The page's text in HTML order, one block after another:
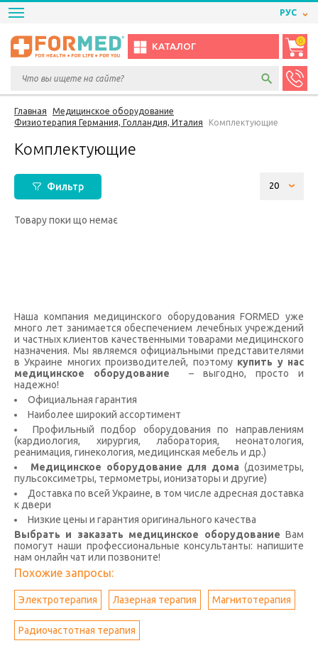
РУС
КАТАЛОГ
0
Главная
Медицинское оборудование
Физиотерапия Германия, Голландия, Италия
Комплектующие
Комплектующие
Фильтр
Товару поки що немає
Наша компания медицинского оборудования FORMED уже
много лет занимается обеспечением лечебных учреждений
и частных клиентов качественными товарами медицинского
назначения. Мы являемся официальными представителями
в Украине многих производителей, поэтому купить у нас
медицинское оборудование
– выгодно, просто и
надежно!
Официальная гарантия
Наиболее широкий ассортимент
Профильный подбор оборудования по направлениям
(кардиология, хирургия, лаборатория, неонатология,
реанимация, гинекология, медицинская мебель и др.)
Медицинское оборудование для дома (дозиметры,
пульсоксиметры, термометры, ионизаторы и другие)
Доставка по всей Украине, в том числе адресная доставка
к двери
Низкие цены и гарантия оригинального качества
Выбрать и заказать медицинское оборудование Вам
помогут наши профессиональные консультанты: напишите
нам онлайн чат или позвоните!
Похожие запросы:
Электротерапия Лазерная терапия Магнитотерапия
Радиочастотная терапия